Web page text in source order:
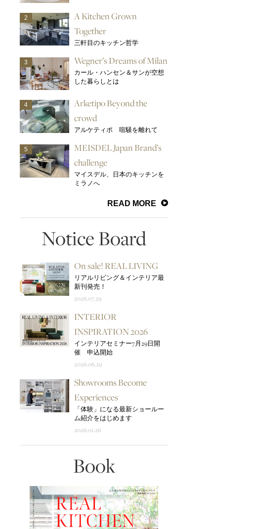
2
A Kitchen Grown
Together
三軒目のキッチン哲学
3 Wegner’s Dreams of Milan
カール・ハンセン＆サンが空想
した暮らしとは
4
Arketipo Beyond the
crowd
アルケティポ 喧騒を離れて
5
MEISDEL Japan Brand’s
challenge
マイスデル、日本のキッチンを
ミラノへ
READ MORE
Notice Board
On sale! REAL LIVING
リアルリビング＆インテリア最
新刊発売！
2026.07.29
INTERIOR
INSPIRATION 2026
インテリアセミナー7月29日開
催 申込開始
2026.06.29
Showrooms Become
Experiences
「体験」になる最新ショールー
ム紹介をはじめます
2026.01.26
Book